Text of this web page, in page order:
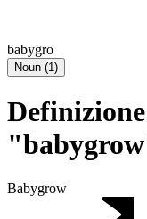
babygro
Noun (1)
Babygrow